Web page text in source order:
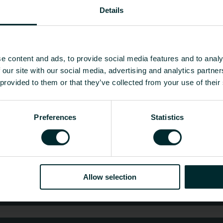
Details
content and ads, to provide social media features and to
site with our social media, advertising and analytics
to them or that they’ve collected from your use of
Preferences Statistics
Allow selection
Compact Flex, Ramo Ventil
metallista
korkeutta
asennusvaatimukset.
ja sisältää kaikki tarvittavat
asennuksen sekä
tai loppukäyttäjä, valitse kategoria ja me